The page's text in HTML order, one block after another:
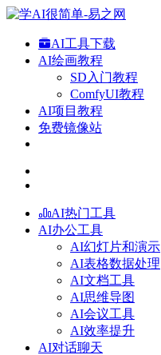
AI工具下载
AI绘画教程
SD入门教程
ComfyUI教程
AI项目教程
免费镜像站
AI热门工具
AI办公工具
AI幻灯片和演示
AI表格数据处理
AI文档工具
AI思维导图
AI会议工具
AI效率提升
AI对话聊天